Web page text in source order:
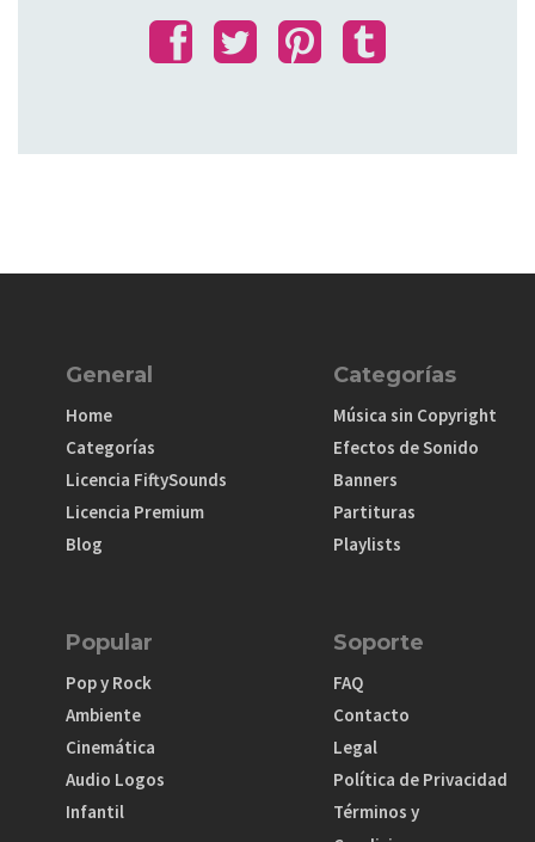
General
Home
Categorías
Licencia FiftySounds
Licencia Premium
Blog
Categorías
Música sin Copyright
Efectos de Sonido
Banners
Partituras
Playlists
Popular
Pop y Rock
Ambiente
Cinemática
Audio Logos
Infantil
Soporte
FAQ
Contacto
Legal
Política de Privacidad
Términos y